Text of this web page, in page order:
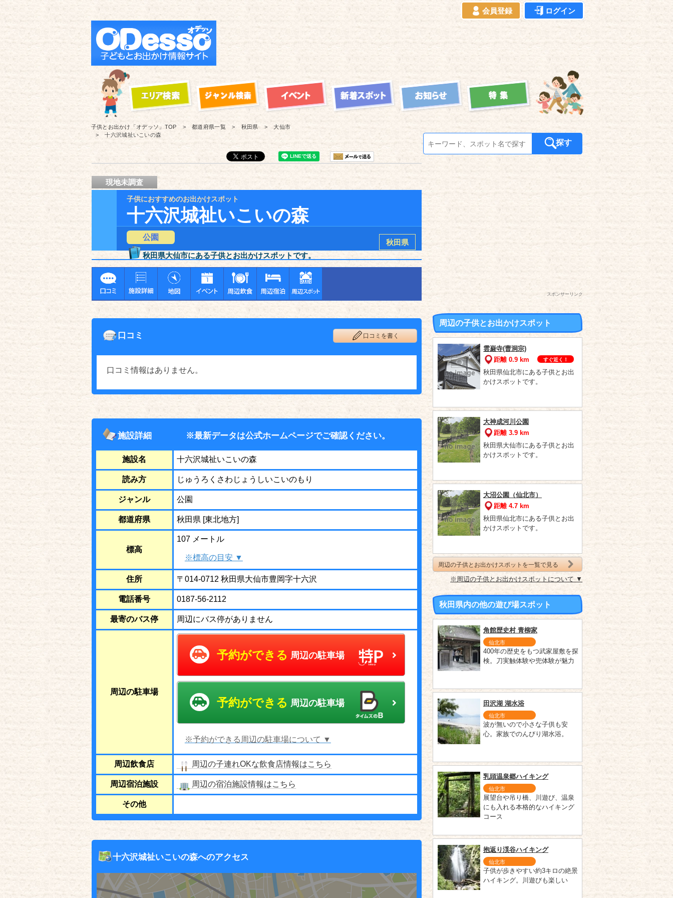
会員登録 ログイン
子供とお出かけ「オデッソ」 TOP 都道府県一覧 秋田県
大仙市
十六沢城祉いこいの森
探す
現地未調査
子供におすすめのお出かけスポット
十六沢城祉いこいの森
公園
秋田県
秋田県大仙市にある子供とお出かけスポットです。
口コミ 口コミを書く
口コミ情報はありません。
施設詳細 ※最新データは公式ホームページでご確認ください。
施設名 十六沢城祉いこいの森
読み方 じゅうろくさわじょうしいこいのもり
ジャンル 公園
都道府県 秋田県 [東北地方]
標高
107 メートル
※標高の目安 ▼
住所 〒014-0712 秋田県大仙市豊岡字十六沢
電話番号 0187-56-2112
最寄のバス停 周辺にバス停がありません
周辺の駐車場
予約ができる 周辺の駐車場
予約ができる 周辺の駐車場
※予約ができる周辺の駐車場について ▼
周辺飲食店 周辺の子連れOKな飲食店情報はこちら
周辺宿泊施設 周辺の宿泊施設情報はこちら
その他
十六沢城祉いこいの森へのアクセス
スポンサーリンク
周辺の子供とお出かけスポット
雲巌寺(曹洞宗)
距離 0.9 km
すぐ近く！
秋田県仙北市にある子供とお出
かけスポットです。
大神成河川公園
距離 3.9 km
秋田県大仙市にある子供とお出
かけスポットです。
大沼公園（仙北市）
距離 4.7 km
秋田県仙北市にある子供とお出
かけスポットです。
周辺の子供とお出かけスポットを一覧で見る
※周辺の子供とお出かけスポットについて ▼
秋田県内の他の遊び場スポット
角館歴史村 青柳家
仙北市
400年の歴史をもつ武家屋敷を探
検。刀実触体験や兜体験が魅力
田沢湖 湖水浴
仙北市
波が無いので小さな子供も安
心。家族でのんびり湖水浴。
乳頭温泉郷ハイキング
仙北市
展望台や吊り橋、川遊び、温泉
にも入れる本格的なハイキング
コース
抱返り渓谷ハイキング
仙北市
子供が歩きやすい約3キロの絶景
ハイキング。川遊びも楽しい